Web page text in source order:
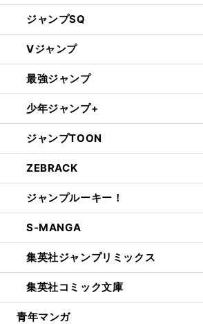
ジャンプSQ
Vジャンプ
最強ジャンプ
少年ジャンプ+
ジャンプTOON
ZEBRACK
ジャンプルーキー！
S-MANGA
集英社ジャンプリミックス
集英社コミック文庫
青年マンガ